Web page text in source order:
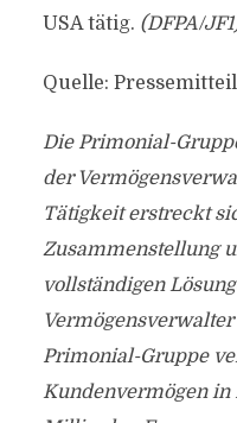
USA tätig. (DFPA/
Quelle:
Die Primonial-
der
Tätigkeit erstreckt
Zusammenstellung
vollständigen
Primonial-Gruppe
Kundenvermögen in